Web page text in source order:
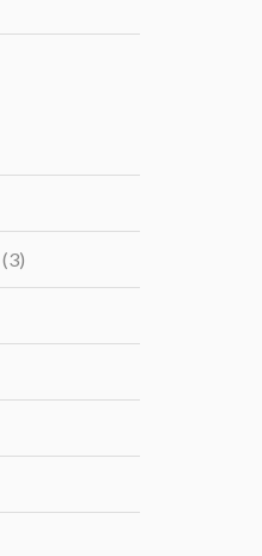
(3)